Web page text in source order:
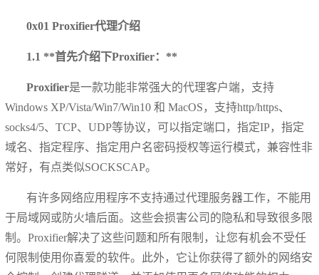
0x01 Proxifier代理介绍
1.1 **首先介绍下Proxifier：**
Proxifier是一款功能非常强大的代理客户端，支持
Windows XP/Vista/Win7/Win10 和 MacOS，支持http/https、
socks4/5、TCP、UDP等协议，可以指定端口，指定IP，指定
域名、指定程序、指定用户名密码授权等运行模式，兼容性非
常好，有点类似SOCKSCAP。
有许多网络应用程序不支持通过代理服务器工作，不能用
于局域网或防火墙后面。这些会损害公司的隐私和导致很多限
制。Proxifier解决了这些问题和所有限制，让您有机会不受任
何限制使用你喜爱的软件。此外，它让你获得了额外的网络安